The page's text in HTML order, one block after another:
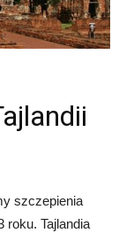
szczepienia
roku. Tajlandia